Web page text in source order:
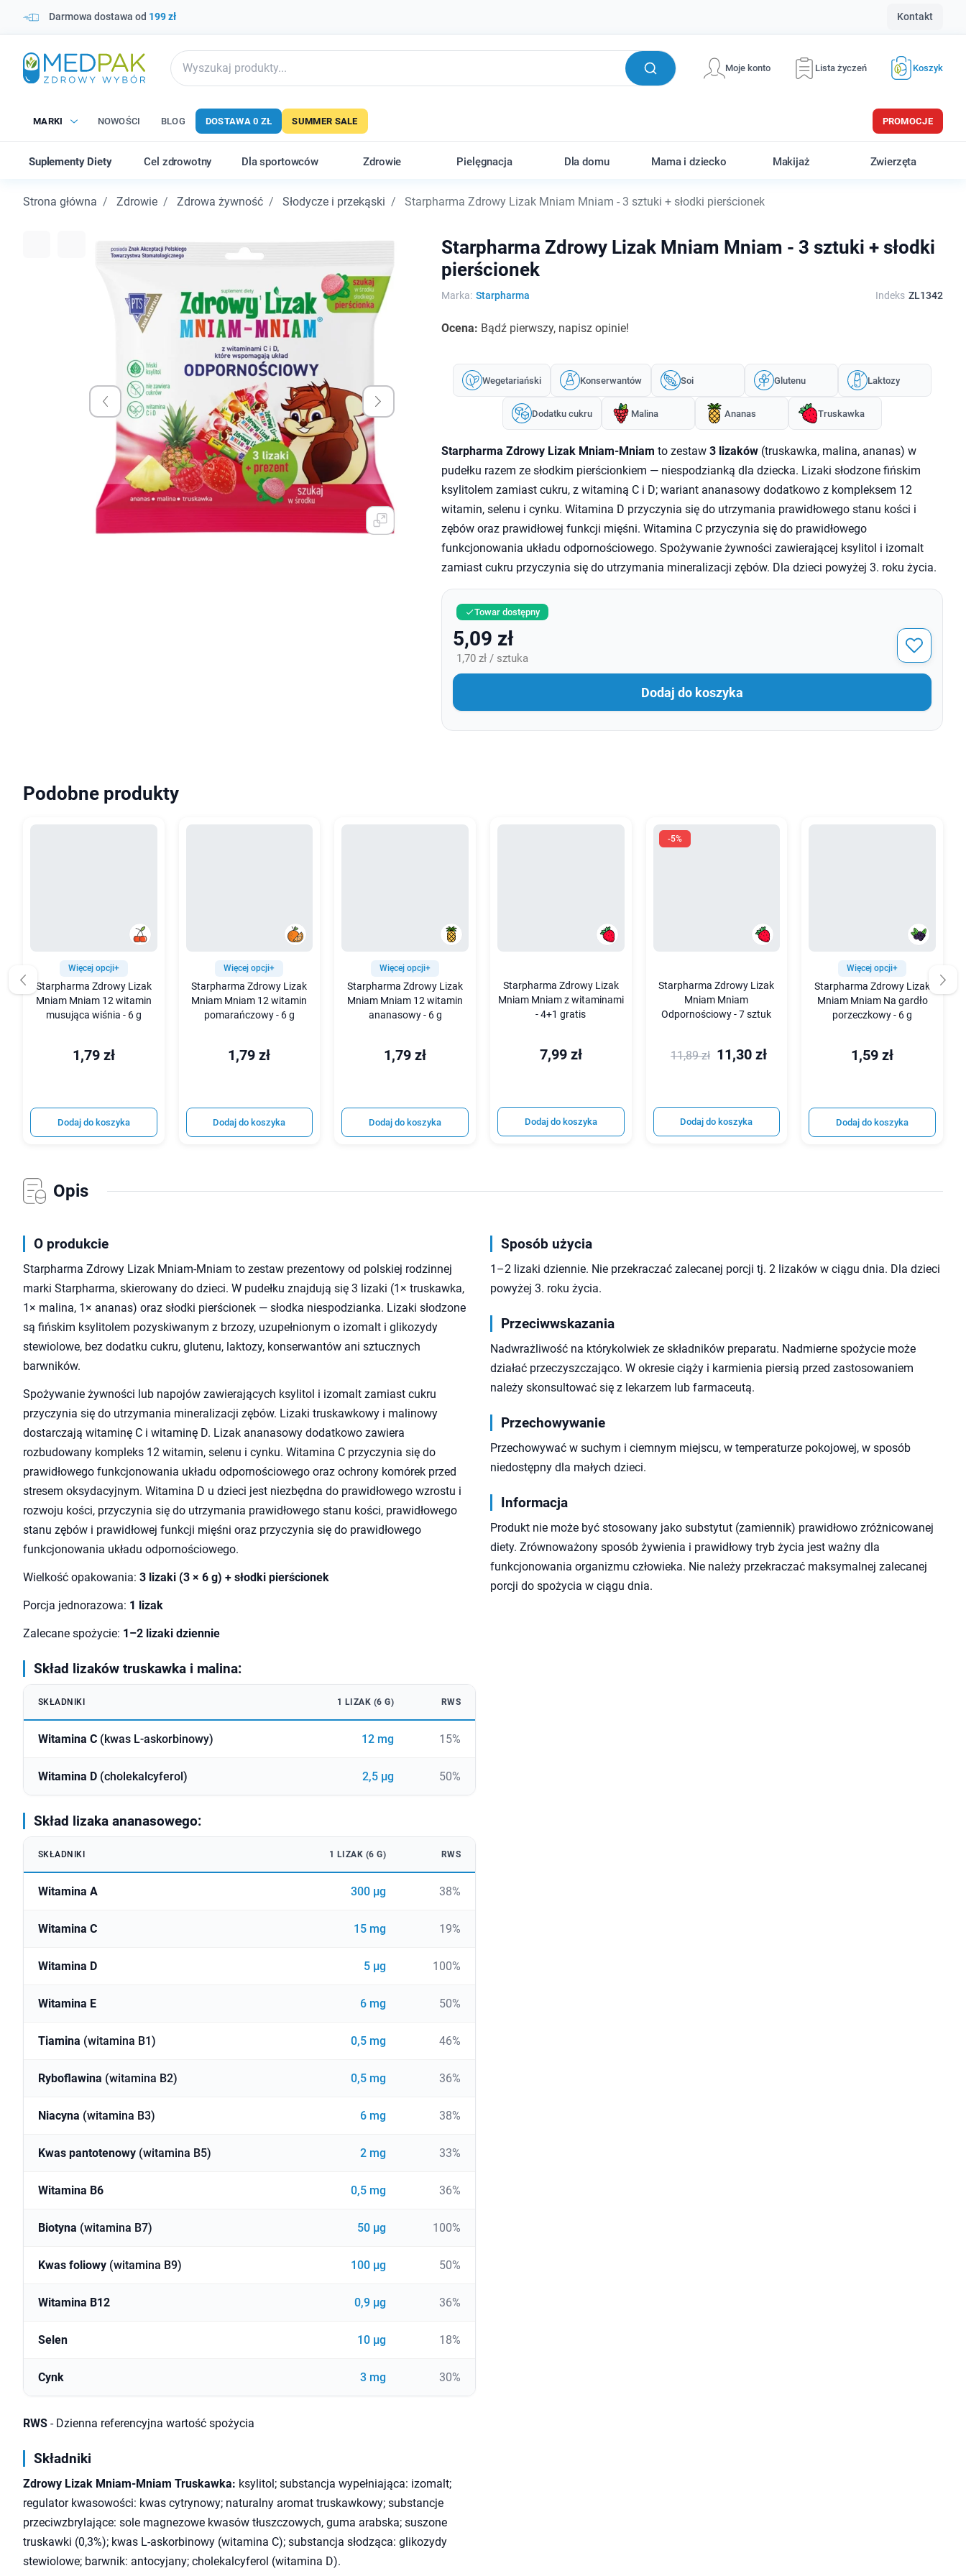
Darmowa dostawa od 199 zł Kontakt
Moje konto Lista życzeń Koszyk
MARKI NOWOŚCI BLOG DOSTAWA 0 ZŁ SUMMER SALE PROMOCJE
Suplementy Diety Cel zdrowotny Dla sportowców Zdrowie Pielęgnacja Dla domu Mama i dziecko Makijaż Zwierzęta
Strona główna Zdrowie Zdrowa żywność Słodycze i przekąski Starpharma Zdrowy Lizak Mniam Mniam - 3 sztuki + słodki pierścionek
Starpharma Zdrowy Lizak Mniam Mniam - 3 sztuki + słodki
pierścionek
Marka: Starpharma Indeks ZL1342
Ocena: Bądź pierwszy, napisz opinie!
Wegetariański Konserwantów Soi Glutenu Laktozy
Dodatku cukru Malina Ananas Truskawka
Starpharma Zdrowy Lizak Mniam-Mniam to zestaw 3 lizaków(truskawka, malina, ananas) w
pudełku razem ze słodkim pierścionkiem — niespodzianką dla dziecka. Lizaki słodzone fińskim
ksylitolem zamiast cukru, z witaminą C i D; wariant ananasowy dodatkowo z kompleksem 12
witamin, selenu i cynku. Witamina D przyczynia się do utrzymania prawidłowego stanu kości i
zębów oraz prawidłowej funkcji mięśni. Witamina C przyczynia się do prawidłowego
funkcjonowania układu odpornościowego. Spożywanie żywności zawierającej ksylitol i izomalt
zamiast cukru przyczynia się do utrzymania mineralizacji zębów. Dla dzieci powyżej 3. roku życia.
Towar dostępny
5,09 zł
1,70 zł / sztuka
Dodaj do koszyka
Podobne produkty
Więcej opcji+
Starpharma Zdrowy Lizak
Mniam Mniam 12 witamin
musująca wiśnia - 6 g
1,79 zł
Dodaj do koszyka
Więcej opcji+
Starpharma Zdrowy Lizak
Mniam Mniam 12 witamin
pomarańczowy - 6 g
1,79 zł
Dodaj do koszyka
Więcej opcji+
Starpharma Zdrowy Lizak
Mniam Mniam 12 witamin
ananasowy - 6 g
1,79 zł
Dodaj do koszyka
Starpharma Zdrowy Lizak
Mniam Mniam z witaminami
- 4+1 gratis
7,99 zł
Dodaj do koszyka
-5%
Starpharma Zdrowy Lizak
Mniam Mniam
Odpornościowy - 7 sztuk
11,89 zł 11,30 zł
Dodaj do koszyka
Więcej opcji+
Starpharma Zdrowy Lizak
Mniam Mniam Na gardło
porzeczkowy - 6 g
1,59 zł
Dodaj do koszyka
Opis
O produkcie
Starpharma Zdrowy Lizak Mniam-Mniam to zestaw prezentowy od polskiej rodzinnej
marki Starpharma, skierowany do dzieci. W pudełku znajdują się 3 lizaki (1× truskawka,
1× malina, 1× ananas) oraz słodki pierścionek — słodka niespodzianka. Lizaki słodzone
są fińskim ksylitolem pozyskiwanym z brzozy, uzupełnionym o izomalt i glikozydy
stewiolowe, bez dodatku cukru, glutenu, laktozy, konserwantów ani sztucznych
barwników.
Spożywanie żywności lub napojów zawierających ksylitol i izomalt zamiast cukru
przyczynia się do utrzymania mineralizacji zębów. Lizaki truskawkowy i malinowy
dostarczają witaminę C i witaminę D. Lizak ananasowy dodatkowo zawiera
rozbudowany kompleks 12 witamin, selenu i cynku. Witamina C przyczynia się do
prawidłowego funkcjonowania układu odpornościowego oraz ochrony komórek przed
stresem oksydacyjnym. Witamina D u dzieci jest niezbędna do prawidłowego wzrostu i
rozwoju kości, przyczynia się do utrzymania prawidłowego stanu kości, prawidłowego
stanu zębów i prawidłowej funkcji mięśni oraz przyczynia się do prawidłowego
funkcjonowania układu odpornościowego.
Wielkość opakowania: 3 lizaki (3 × 6 g) + słodki pierścionek
Porcja jednorazowa: 1 lizak
Zalecane spożycie: 1–2 lizaki dziennie
Skład lizaków truskawka i malina:
SKŁADNIKI 1 LIZAK (6 G) RWS
Witamina C (kwas L-askorbinowy) 12 mg 15%
Witamina D (cholekalcyferol) 2,5 µg 50%
Skład lizaka ananasowego:
SKŁADNIKI 1 LIZAK (6 G) RWS
Witamina A 300 µg 38%
Witamina C 15 mg 19%
Witamina D 5 µg 100%
Witamina E 6 mg 50%
Tiamina (witamina B1) 0,5 mg 46%
Ryboflawina (witamina B2) 0,5 mg 36%
Niacyna (witamina B3) 6 mg 38%
Kwas pantotenowy (witamina B5) 2 mg 33%
Witamina B6 0,5 mg 36%
Biotyna (witamina B7) 50 µg 100%
Kwas foliowy (witamina B9) 100 µg 50%
Witamina B12 0,9 µg 36%
Selen 10 µg 18%
Cynk 3 mg 30%
RWS - Dzienna referencyjna wartość spożycia
Składniki
Zdrowy Lizak Mniam-Mniam Truskawka: ksylitol; substancja wypełniająca: izomalt;
regulator kwasowości: kwas cytrynowy; naturalny aromat truskawkowy; substancje
przeciwzbrylające: sole magnezowe kwasów tłuszczowych, guma arabska; suszone
truskawki (0,3%); kwas L-askorbinowy (witamina C); substancja słodząca: glikozydy
stewiolowe; barwnik: antocyjany; cholekalcyferol (witamina D).
Sposób użycia
1–2 lizaki dziennie. Nie przekraczać zalecanej porcji tj. 2 lizaków w ciągu dnia. Dla dzieci
powyżej 3. roku życia.
Przeciwwskazania
Nadwrażliwość na którykolwiek ze składników preparatu. Nadmierne spożycie może
działać przeczyszczająco. W okresie ciąży i karmienia piersią przed zastosowaniem
należy skonsultować się z lekarzem lub farmaceutą.
Przechowywanie
Przechowywać w suchym i ciemnym miejscu, w temperaturze pokojowej, w sposób
niedostępny dla małych dzieci.
Informacja
Produkt nie może być stosowany jako substytut (zamiennik) prawidłowo zróżnicowanej
diety. Zrównoważony sposób żywienia i prawidłowy tryb życia jest ważny dla
funkcjonowania organizmu człowieka. Nie należy przekraczać maksymalnej zalecanej
porcji do spożycia w ciągu dnia.